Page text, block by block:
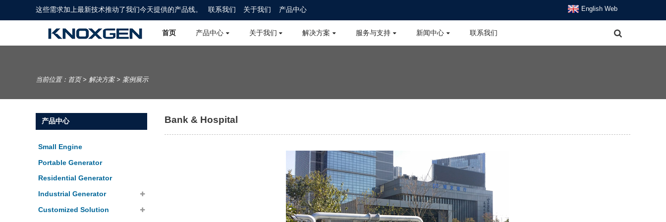
这些需求加上最新技术推动了我们今天提供的产品线。 联系我们 关于我们 产品中心 English Web
首页 产品中心 关于我们 解决方案 服务与支持 新闻中心 联系我们
当前位置： 首页> 解决方案> 案例展示
产品中心
Small Engine
Portable Generator
Residential Generator
Industrial Generator
Customized Solution
Bank & Hospital